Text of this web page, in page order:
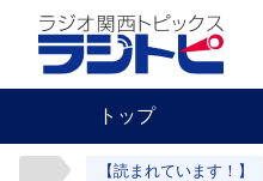
トップ
【読まれています！】